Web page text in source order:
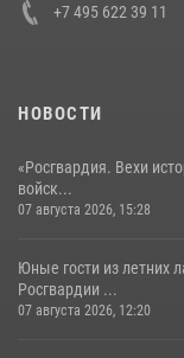
+7 495 622 39 11
НОВОСТИ
«Росгвардия. Вехи
войск...
07 августа 2026, 15:28
Юные гости из летних
Росгвардии ...
07 августа 2026, 12:20